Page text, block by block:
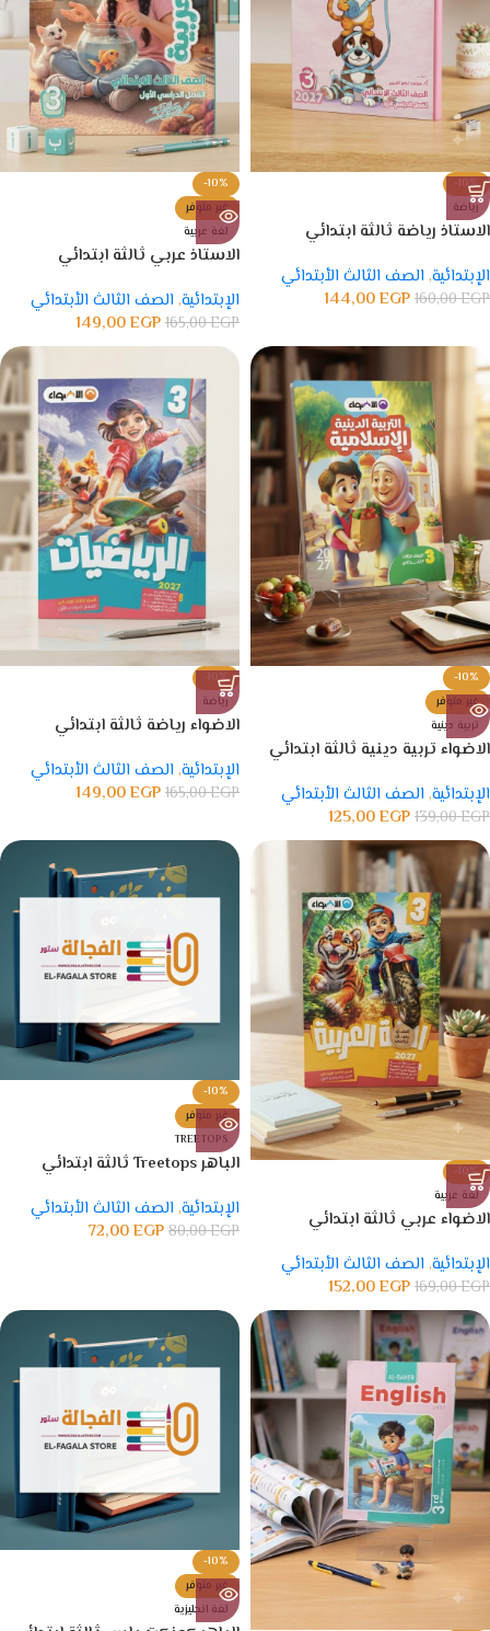
-10%
رياضة
الاستاذ رياضة ثالثة ابتدائي
الإبتدائية, الصف الثالث الأبتدائي
160,00EGP
144,00EGP
-10%
غير متوفر
لغة عربية
الاستاذ عربي ثالثة ابتدائي
الإبتدائية, الصف الثالث الأبتدائي
165,00EGP
149,00EGP
-10%
غير متوفر
تربية دينية
الاضواء تربية دينية ثالثة ابتدائي
الإبتدائية, الصف الثالث الأبتدائي
139,00EGP
125,00EGP
-10%
رياضة
الاضواء رياضة ثالثة ابتدائي
الإبتدائية, الصف الثالث الأبتدائي
165,00EGP
149,00EGP
-10%
لغة عربية
الاضواء عربي ثالثة ابتدائي
الإبتدائية, الصف الثالث الأبتدائي
169,00EGP
152,00EGP
-10%
غير متوفر
TREETOPS
الباهر Treetops ثالثة ابتدائي
الإبتدائية, الصف الثالث الأبتدائي
80,00EGP
72,00EGP
-10%
غير متوفر
لغة انجليزية